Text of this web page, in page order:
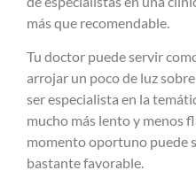
más que recomendable.
Tu doctor puede servir
arrojar un poco de luz
ser especialista en la
mucho más lento y menos
momento oportuno puede
bastante favorable.